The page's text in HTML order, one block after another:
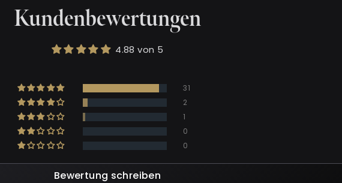
Kundenbewertungen
4.88 von 5
31
2
1
0
0
Bewertung schreiben